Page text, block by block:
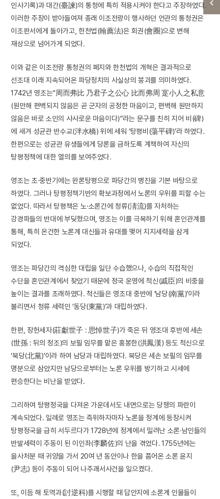
인사기록)과 대간(臺諫)의 통청에 특히 적용시켜야 한다고 주장하였다.
이러한 주장이 받아들여져 종래 이조전랑이 행사하던 언관의 통청권은
이조판서에게 돌아가고, 한천법(翰薦法)은 회권(會圈)으로 변해
재상으로 넘어가게 되었다.
이와 같은 이조전랑 통청권의 폐지와 한천법의 개혁은 결과적으로
선조대 이래 지속되어온 파당정치의 사실상의 붕괴를 의미하였다.
1742년 영조는“周而弗比 乃君子之公心 比而弗周 寔小人之私意
(원만해 편벽되지 않음은 곧 군자의 공정한 마음이고, 편벽해 원만하지
않음은 바로 소인의 사사로운 마음이다)”라는 문구를 친히 지어 비(碑)
에 새겨 성균관 반수교(泮水橋) 위에 세워 ‘탕평비(蕩平碑)’라 하였다.
한편으로는 성균관 유생들에게 당론을 금하도록 계책하여 자신의
탕평정책에 대한 열의를 보여주었다.
영조는 초·중반기에는 완론탕평으로 파당간의 병진을 기본 바탕으로
하였다. 그러나 탕평정책기반의 확보과정에서 노론의 우위를 피할 수는
없었다. 따라서 탕평책은 노·소론간에 청류(淸流)를 자처하는
강경파들의 반대에 부딪혔으며, 영조는 이를 극복하기 위해 혼인관계를
통해, 특히 온건한 노론계 대신들과 유대를 맺어 지지세력을 삼게
되었다.
영조는 파당간의 격심한 대립을 일단 수습했으나, 수습의 직접적인
수단을 혼인관계에서 찾았기 때문에 정국 운영에 척신(戚臣)의 비중을
높이는 결과를 초래하였다. 척신들은 영조대 중반에 ‘남당(南黨)’이라
불리면서 청류 세력인 ‘동당(東黨)’과 대립하였다.
한편, 장헌세자(莊獻世子 : 思悼世子)가 죽은 뒤 영조대 후반에 세손
(世孫 : 뒤의 정조)의 보필 임무를 맡은 홍봉한(洪鳳漢) 등도 척신으로
‘북당(北黨)’이라 하여 남당과 대립하였다. 북당은 세손 보필의 임무를
명분으로 삼았지만 남당으로부터는 노론 우위를 방기하고 시세에
편승한다는 비난을 받았다.
그리하여 탕평정국을 다져온 가운데서도 내면으로는 당쟁의 파란이
계속되었다. 일례로 영조는 즉위하자마자 노론을 정계에 등장시켜
탕평정국을 급히 서두르다가 1728년에 정계에서 밀려난 소론·남인들의
반발세력이 주동이 된 이인좌(李麟佐)의 난을 겪었다. 1755년에는
을사처분 때 귀양을 가서 20여 년 동안이나 한을 품어온 소론 윤지
(尹志) 등이 주동이 되어 나주괘서사건을 일으켰다.
또, 이듬 해 토역과(討逆科)를 시행할 때 답안지에 소론계 인물들이